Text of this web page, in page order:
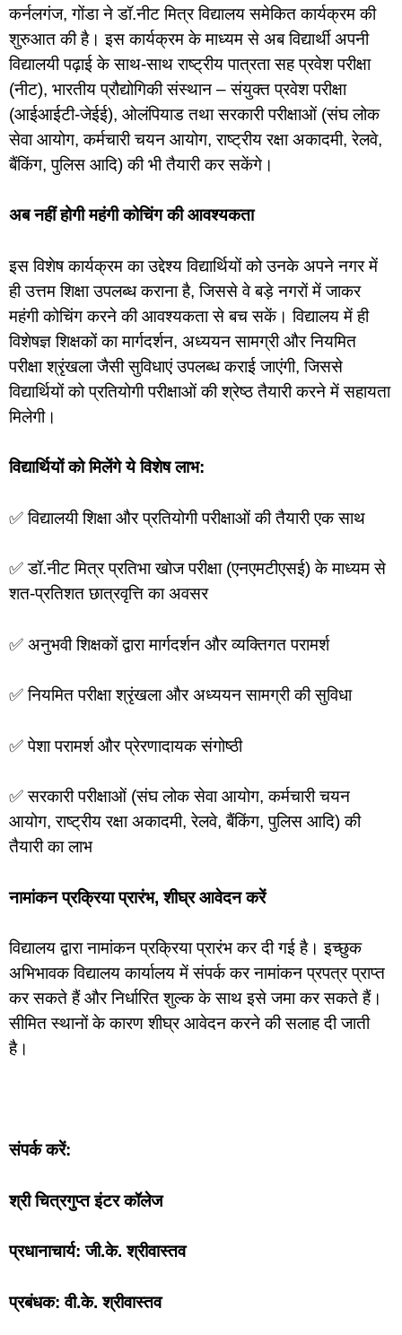
कर्नलगंज, गोंडा ने डॉ.नीट मित्र विद्यालय समेकित कार्यक्रम की
शुरुआत की है। इस कार्यक्रम के माध्यम से अब विद्यार्थी अपनी
विद्यालयी पढ़ाई के साथ-साथ राष्ट्रीय पात्रता सह प्रवेश परीक्षा
(नीट), भारतीय प्रौद्योगिकी संस्थान – संयुक्त प्रवेश परीक्षा
(आईआईटी-जेईई), ओलंपियाड तथा सरकारी परीक्षाओं (संघ लोक
सेवा आयोग, कर्मचारी चयन आयोग, राष्ट्रीय रक्षा अकादमी, रेलवे,
बैंकिंग, पुलिस आदि) की भी तैयारी कर सकेंगे।
अब नहीं होगी महंगी कोचिंग की आवश्यकता
इस विशेष कार्यक्रम का उद्देश्य विद्यार्थियों को उनके अपने नगर में
ही उत्तम शिक्षा उपलब्ध कराना है, जिससे वे बड़े नगरों में जाकर
महंगी कोचिंग करने की आवश्यकता से बच सकें। विद्यालय में ही
विशेषज्ञ शिक्षकों का मार्गदर्शन, अध्ययन सामग्री और नियमित
परीक्षा श्रृंखला जैसी सुविधाएं उपलब्ध कराई जाएंगी, जिससे
विद्यार्थियों को प्रतियोगी परीक्षाओं की श्रेष्ठ तैयारी करने में सहायता
मिलेगी।
विद्यार्थियों को मिलेंगे ये विशेष लाभ:
✅ विद्यालयी शिक्षा और प्रतियोगी परीक्षाओं की तैयारी एक साथ
✅ डॉ.नीट मित्र प्रतिभा खोज परीक्षा (एनएमटीएसई) के माध्यम से
शत-प्रतिशत छात्रवृत्ति का अवसर
✅ अनुभवी शिक्षकों द्वारा मार्गदर्शन और व्यक्तिगत परामर्श
✅ नियमित परीक्षा श्रृंखला और अध्ययन सामग्री की सुविधा
✅ पेशा परामर्श और प्रेरणादायक संगोष्ठी
✅ सरकारी परीक्षाओं (संघ लोक सेवा आयोग, कर्मचारी चयन
आयोग, राष्ट्रीय रक्षा अकादमी, रेलवे, बैंकिंग, पुलिस आदि) की
तैयारी का लाभ
नामांकन प्रक्रिया प्रारंभ, शीघ्र आवेदन करें
विद्यालय द्वारा नामांकन प्रक्रिया प्रारंभ कर दी गई है। इच्छुक
अभिभावक विद्यालय कार्यालय में संपर्क कर नामांकन प्रपत्र प्राप्त
कर सकते हैं और निर्धारित शुल्क के साथ इसे जमा कर सकते हैं।
सीमित स्थानों के कारण शीघ्र आवेदन करने की सलाह दी जाती
है।
संपर्क करें:
श्री चित्रगुप्त इंटर कॉलेज
प्रधानाचार्य: जी.के. श्रीवास्तव
प्रबंधक: वी.के. श्रीवास्तव